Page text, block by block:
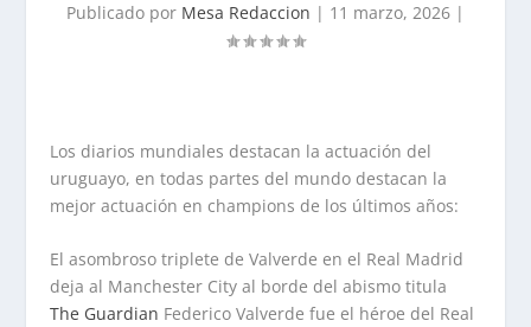
Publicado por Mesa Redaccion | 11 marzo, 2026 |
Los diarios mundiales destacan la actuación del
uruguayo, en todas partes del mundo destacan la
mejor actuación en champions de los últimos años:
El asombroso triplete de Valverde en el Real Madrid
deja al Manchester City al borde del abismo titula
The Guardian Federico Valverde fue el héroe del Real